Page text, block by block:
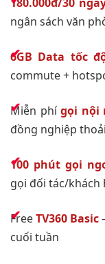
ngân sách văn
6GB Data tốc
commute +
Miễn phígọi nội
đồng nghiệp
100 phút gọi
gọi đối tác/khách
FreeTV360 Basic
cuối tuần